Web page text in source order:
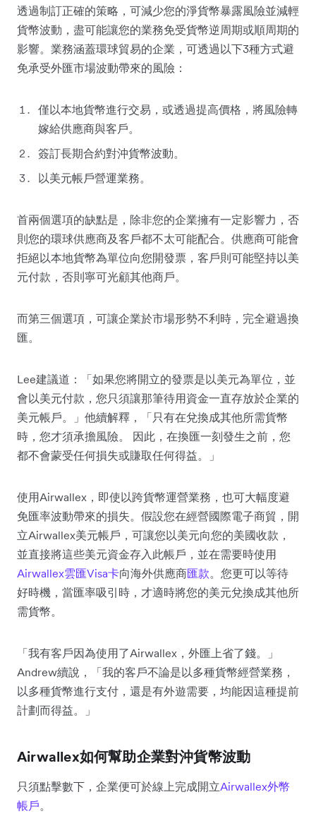
透過制訂正確的策略，可減少您的淨貨幣暴露風險並減輕
貨幣波動，盡可能讓您的業務免受貨幣逆周期或順周期的
影響。 業務涵蓋環球貿易的企業，可透過以下3種方式避
免承受外匯市場波動帶來的風險：
僅以本地貨幣進行交易，或透過提高價格，將風險轉
嫁給供應商與客戶。
簽訂長期合約對沖貨幣波動。
以美元帳戶營運業務。
首兩個選項的缺點是，除非您的企業擁有一定影響力，否
則您的環球供應商及客戶都不太可能配合。供應商可能會
拒絕以本地貨幣為單位向您開發票，客戶則可能堅持以美
元付款，否則寧可光顧其他商戶。
而第三個選項，可讓企業於市場形勢不利時，完全避過換
匯。
Lee建議道：「如果您將開立的發票是以美元為單位，並
會以美元付款，您只須讓那筆待用資金一直存放於企業的
美元帳戶。」他續解釋，「只有在兌換成其他所需貨幣
時，您才須承擔風險。 因此，在換匯一刻發生之前，您
都不會蒙受任何損失或賺取任何得益。」
使用Airwallex，即使以跨貨幣運營業務，也可大幅度避
免匯率波動帶來的損失。假設您在經營國際電子商貿，開
立Airwallex美元帳戶，可讓您以美元向您的美國收款，
並直接將這些美元資金存入此帳戶，並在需要時使用
Airwallex雲匯Visa卡向海外供應商匯款。您更可以等待
好時機，當匯率吸引時，才適時將您的美元兌換成其他所
需貨幣。
「我有客戶因為使用了Airwallex，外匯上省了錢。」
Andrew續說，「我的客戶不論是以多種貨幣經營業務，
以多種貨幣進行支付，還是有外遊需要，均能因這種提前
計劃而得益。」
Airwallex如何幫助企業對沖貨幣波動
只須點擊數下，企業便可於線上完成開立Airwallex外幣
帳戶。